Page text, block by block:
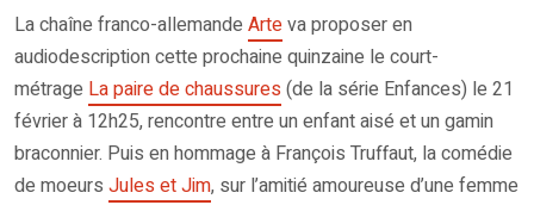
La chaîne franco-allemande Arteva proposer en
audiodescription cette prochaine quinzaine le court-
métrage La paire de chaussures(de la série Enfances) le 21
février à 12h25, rencontre entre un enfant aisé et un gamin
braconnier. Puis en hommage à François Truffaut, la comédie
de moeurs Jules et Jim, sur l’amitié amoureuse d’une femme